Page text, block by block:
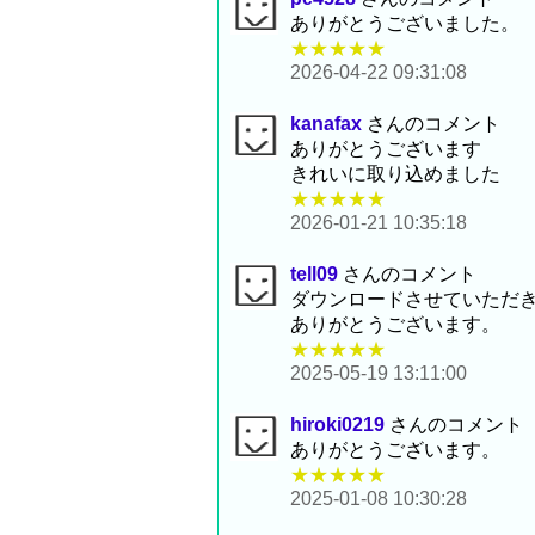
ありがとうございました。
★★★★★
2026-04-22 09:31:08
kanafax さんのコメント
ありがとうございます
きれいに取り込めました
★★★★★
2026-01-21 10:35:18
tell09 さんのコメント
ダウンロードさせていただ
ありがとうございます。
★★★★★
2025-05-19 13:11:00
hiroki0219 さんのコメント
ありがとうございます。
★★★★★
2025-01-08 10:30:28